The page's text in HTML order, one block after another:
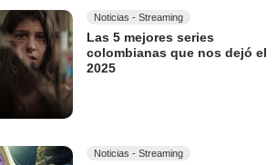
Noticias - Streaming
Las 5 mejores series
colombianas que nos dejó el
2025
Noticias - Streaming